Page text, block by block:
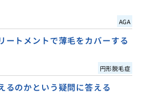
AGA
ートメントで薄毛をカバーする
円形脱毛症
るのかという疑問に答える